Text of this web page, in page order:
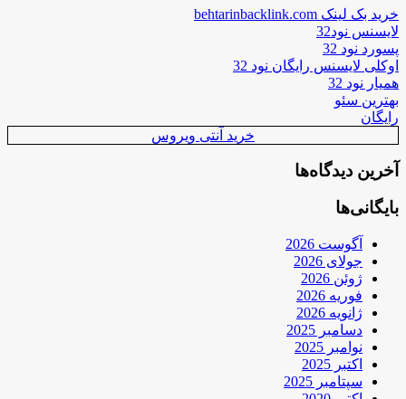
خرید بک لینک behtarinbacklink.com
لایسنس نود32
پسورد نود 32
اوکلی لایسنس رایگان نود 32
همیار نود 32
بهترین سئو
رایگان
خرید آنتی ویروس
آخرین دیدگاه‌ها
بایگانی‌ها
آگوست 2026
جولای 2026
ژوئن 2026
فوریه 2026
ژانویه 2026
دسامبر 2025
نوامبر 2025
اکتبر 2025
سپتامبر 2025